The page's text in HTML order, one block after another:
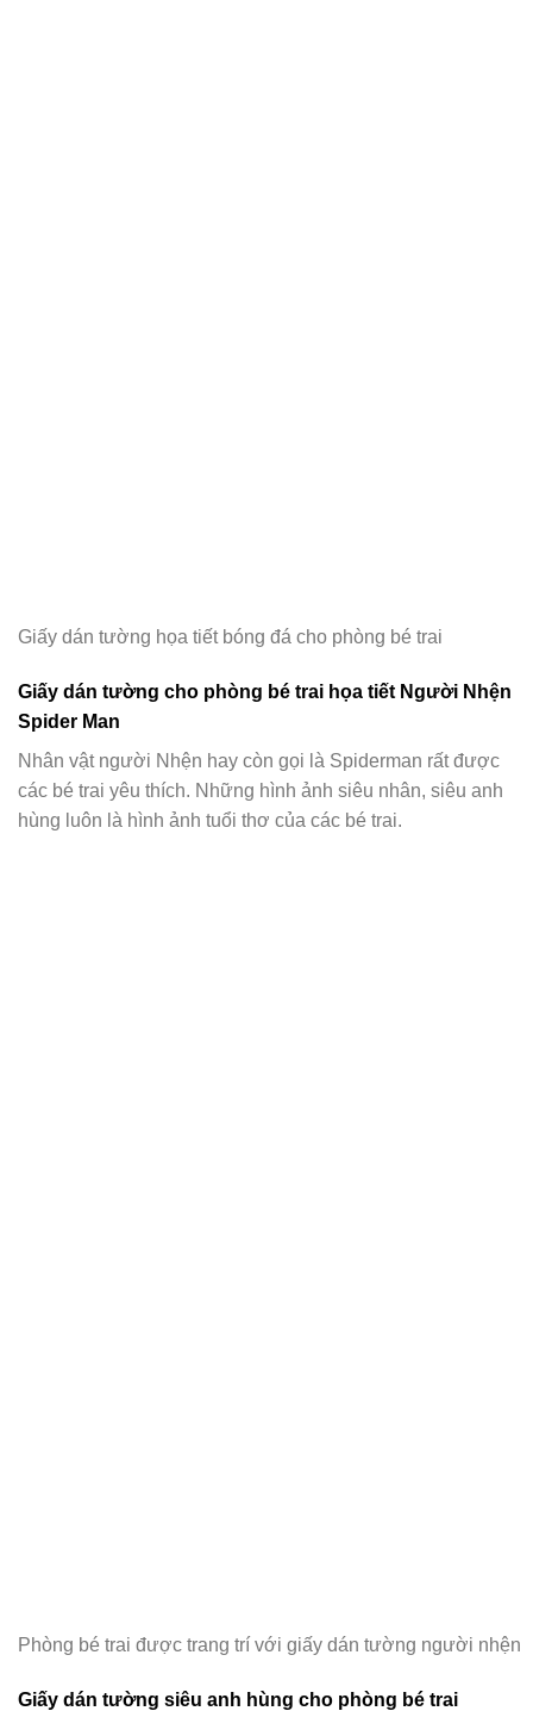
Giấy dán tường họa tiết bóng đá cho phòng bé trai
Giấy dán tường cho phòng bé trai họa tiết Người Nhện
Spider Man
Nhân vật người Nhện hay còn gọi là Spiderman rất được
các bé trai yêu thích. Những hình ảnh siêu nhân, siêu anh
hùng luôn là hình ảnh tuổi thơ của các bé trai.
Phòng bé trai được trang trí với giấy dán tường người nhện
Giấy dán tường siêu anh hùng cho phòng bé trai